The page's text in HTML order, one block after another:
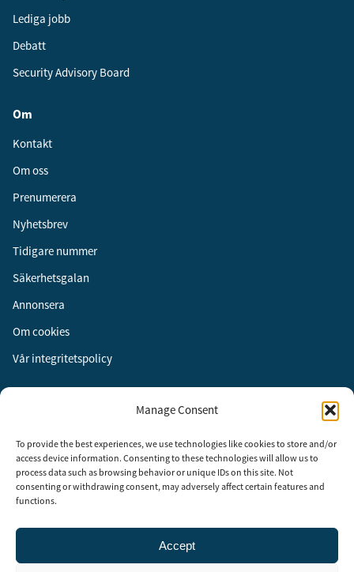
Manage Consent
To provide the best experiences, we use technologies like cookies to store and/or
access device information. Consenting to these technologies will allow us to
process data such as browsing behavior or unique IDs on this site. Not
consenting or withdrawing consent, may adversely affect certain features and
functions.
Accept
Lediga jobb
Debatt
Security Advisory Board
Om
Kontakt
Om oss
Prenumerera
Nyhetsbrev
Tidigare nummer
Säkerhetsgalan
Annonsera
Om cookies
Vår integritetspolicy
Instagram
LinkedIn